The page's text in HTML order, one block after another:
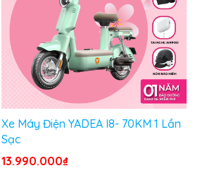
Xe Máy Điện YADEA I8- 70KM 1 Lần
Sạc
13.990.000₫